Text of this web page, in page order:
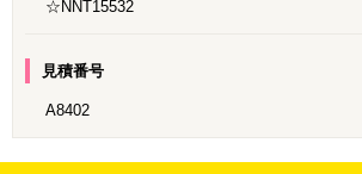
☆NNT15532
見積番号
A8402